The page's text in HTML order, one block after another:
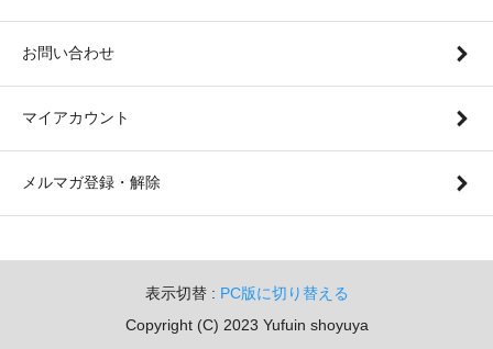
お問い合わせ
マイアカウント
メルマガ登録・解除
表示切替 : PC版に切り替える
Copyright (C) 2023 Yufuin shoyuya